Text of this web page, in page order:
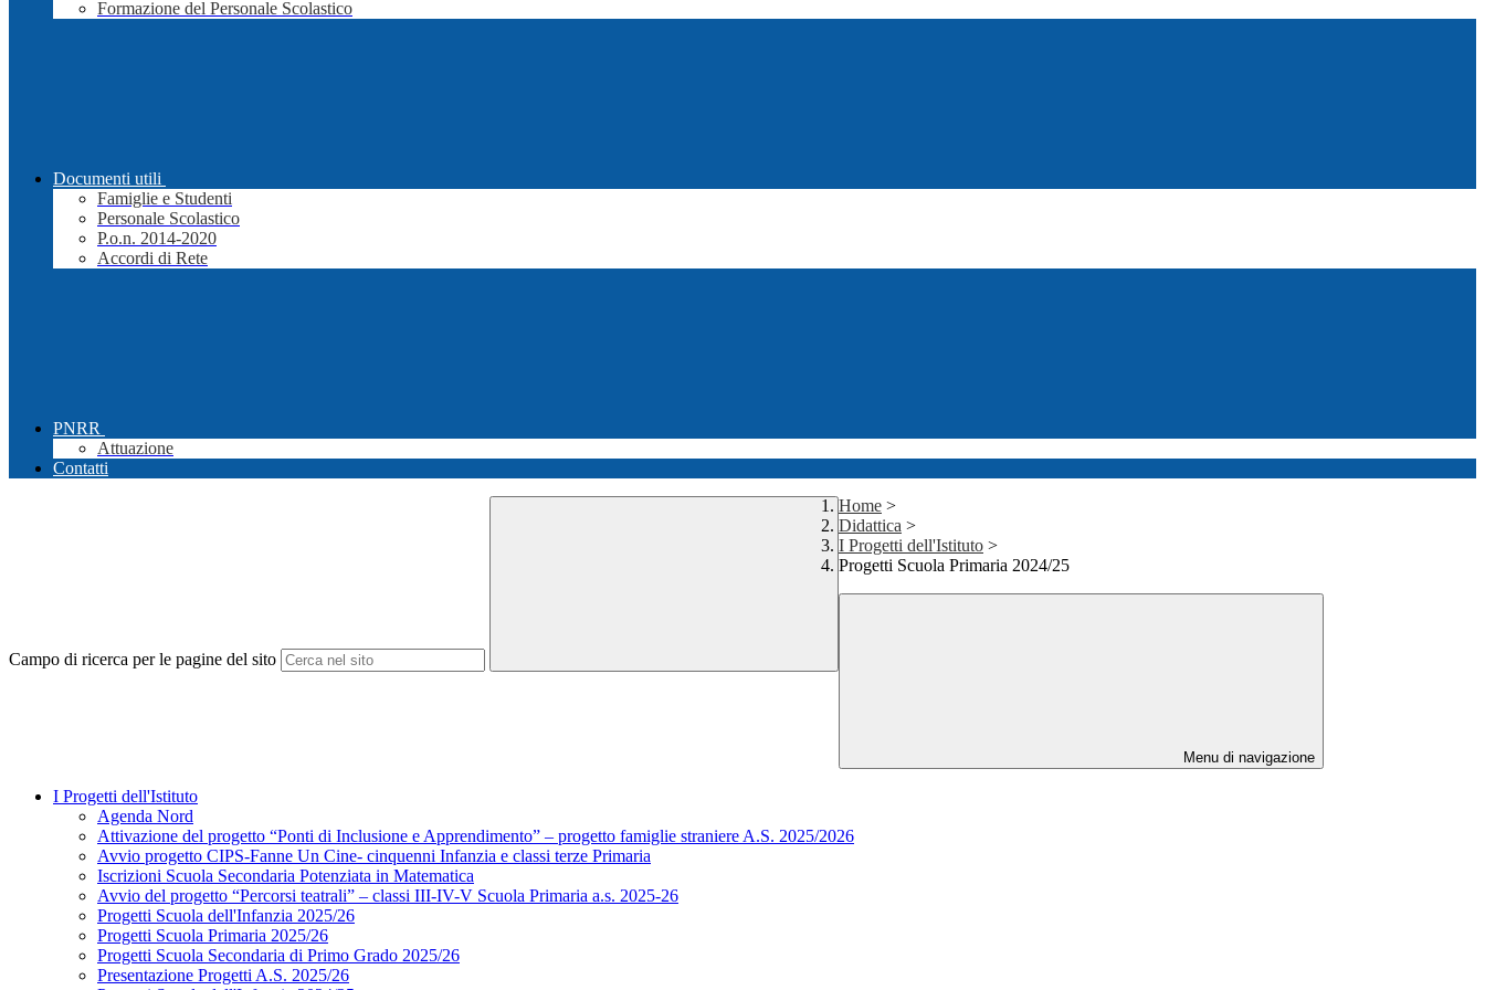
Formazione del Personale Scolastico
Documenti utili
Famiglie e Studenti
Personale Scolastico
P.o.n. 2014-2020
Accordi di Rete
PNRR
Attuazione
Contatti
Campo di ricerca per le pagine del sito
Home >
Didattica >
I Progetti dell'Istituto >
Progetti Scuola Primaria 2024/25
Menu di navigazione
I Progetti dell'Istituto
Agenda Nord
Attivazione del progetto “Ponti di Inclusione e Apprendimento” – progetto famiglie straniere A.S. 2025/2026
Avvio progetto CIPS-Fanne Un Cine- cinquenni Infanzia e classi terze Primaria
Iscrizioni Scuola Secondaria Potenziata in Matematica
Avvio del progetto “Percorsi teatrali” – classi III-IV-V Scuola Primaria a.s. 2025-26
Progetti Scuola dell'Infanzia 2025/26
Progetti Scuola Primaria 2025/26
Progetti Scuola Secondaria di Primo Grado 2025/26
Presentazione Progetti A.S. 2025/26